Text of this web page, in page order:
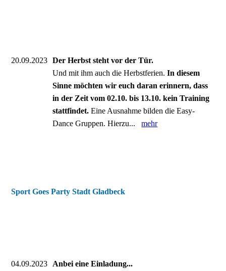
20.09.2023
Der Herbst steht vor der Tür.
Und mit ihm auch die Herbstferien.In diesem
Sinne möchten wir euch daran erinnern, dass
in der Zeit vom 02.10. bis 13.10. kein Training
stattfindet. Eine Ausnahme bilden die Easy-
Dance Gruppen. Hierzu...mehr
Sport Goes Party Stadt Gladbeck
04.09.2023 Anbei eine Einladung...